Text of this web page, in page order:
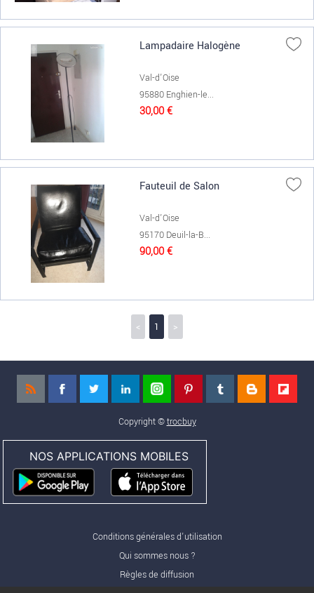
Lampadaire Halogène
Val-d'Oise
95880 Enghien-le...
30,00 €
Fauteuil de Salon
Val-d'Oise
95170 Deuil-la-B...
90,00 €
< 1 >
Copyright ©trocbuy
NOS APPLICATIONS MOBILES
Conditions générales d'utilisation
Qui sommes nous ?
Règles de diffusion